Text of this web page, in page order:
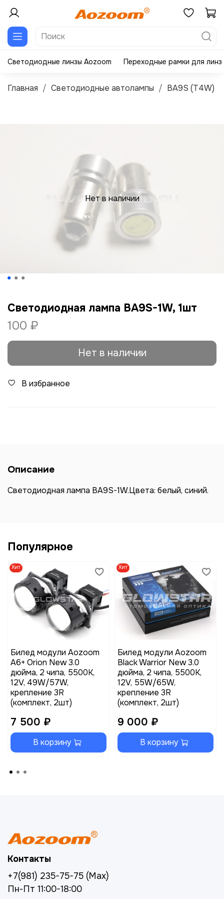
Светодиодные линзы Aozoom Переходные рамки для линз
Главная Светодиодные автолампы BA9S (T4W)
Нет в наличии
Светодиодная лампа BA9S-1W, 1шт
100 ₽
Нет в наличии
В избранное
Описание
Светодиодная лампа BA9S-1W.Цвета: белый, синий.
Популярное
Хит
Билед модули Aozoom
A6+ Orion New 3.0
дюйма, 2 чипа, 5500K,
12V, 49W/57W,
крепление 3R
(комплект, 2шт)
7 500 ₽
В корзину
Хит
Билед модули Aozoom
Black Warrior New 3.0
дюйма, 2 чипа, 5500K,
12V, 55W/65W,
крепление 3R
(комплект, 2шт)
9 000 ₽
В корзину
Контакты
+7(981) 235-75-75 (Max)
Пн-Пт 11:00-18:00